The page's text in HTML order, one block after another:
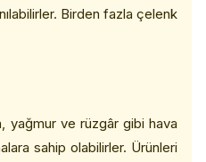
Birden fazla çelenk
yağmur ve rüzgâr gibi hava
sahip olabilirler. Ürünleri